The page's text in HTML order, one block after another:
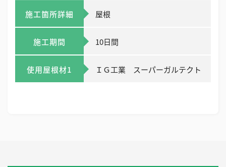
施工箇所詳細 屋根
施工期間 10日間
使用屋根材1 ＩＧ工業 スーパーガルテクト